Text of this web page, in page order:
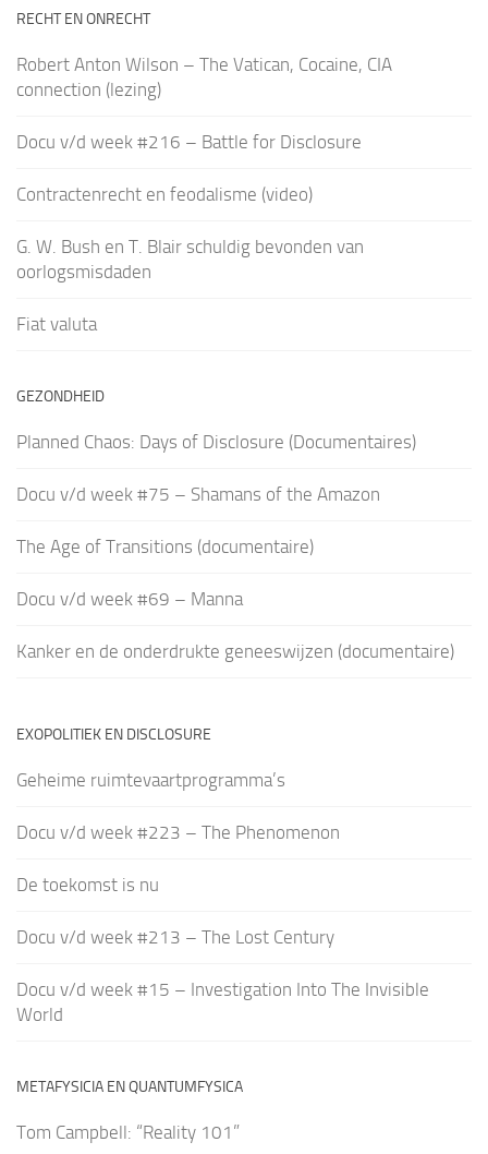
RECHT EN ONRECHT
Robert Anton Wilson – The Vatican, Cocaine, CIA
connection (lezing)
Docu v/d week #216 – Battle for Disclosure
Contractenrecht en feodalisme (video)
G. W. Bush en T. Blair schuldig bevonden van
oorlogsmisdaden
Fiat valuta
GEZONDHEID
Planned Chaos: Days of Disclosure (Documentaires)
Docu v/d week #75 – Shamans of the Amazon
The Age of Transitions (documentaire)
Docu v/d week #69 – Manna
Kanker en de onderdrukte geneeswijzen (documentaire)
EXOPOLITIEK EN DISCLOSURE
Geheime ruimtevaartprogramma’s
Docu v/d week #223 – The Phenomenon
De toekomst is nu
Docu v/d week #213 – The Lost Century
Docu v/d week #15 – Investigation Into The Invisible
World
METAFYSICIA EN QUANTUMFYSICA
Tom Campbell: “Reality 101”